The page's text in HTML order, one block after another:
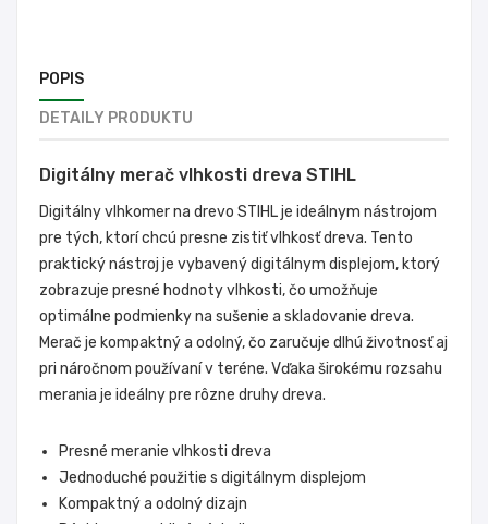
POPIS
DETAILY PRODUKTU
Digitálny merač vlhkosti dreva STIHL
Digitálny vlhkomer na drevo STIHL je ideálnym nástrojom
pre tých, ktorí chcú presne zistiť vlhkosť dreva. Tento
praktický nástroj je vybavený digitálnym displejom, ktorý
zobrazuje presné hodnoty vlhkosti, čo umožňuje
optimálne podmienky na sušenie a skladovanie dreva.
Merač je kompaktný a odolný, čo zaručuje dlhú životnosť aj
pri náročnom používaní v teréne. Vďaka širokému rozsahu
merania je ideálny pre rôzne druhy dreva.
Presné meranie vlhkosti dreva
Jednoduché použitie s digitálnym displejom
Kompaktný a odolný dizajn